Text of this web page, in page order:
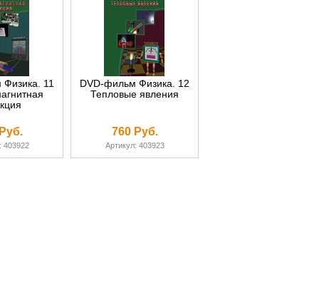
11
403922
DVD-фильм Физика. 12
Тепловые явления
760 Руб.
Артикул: 403923